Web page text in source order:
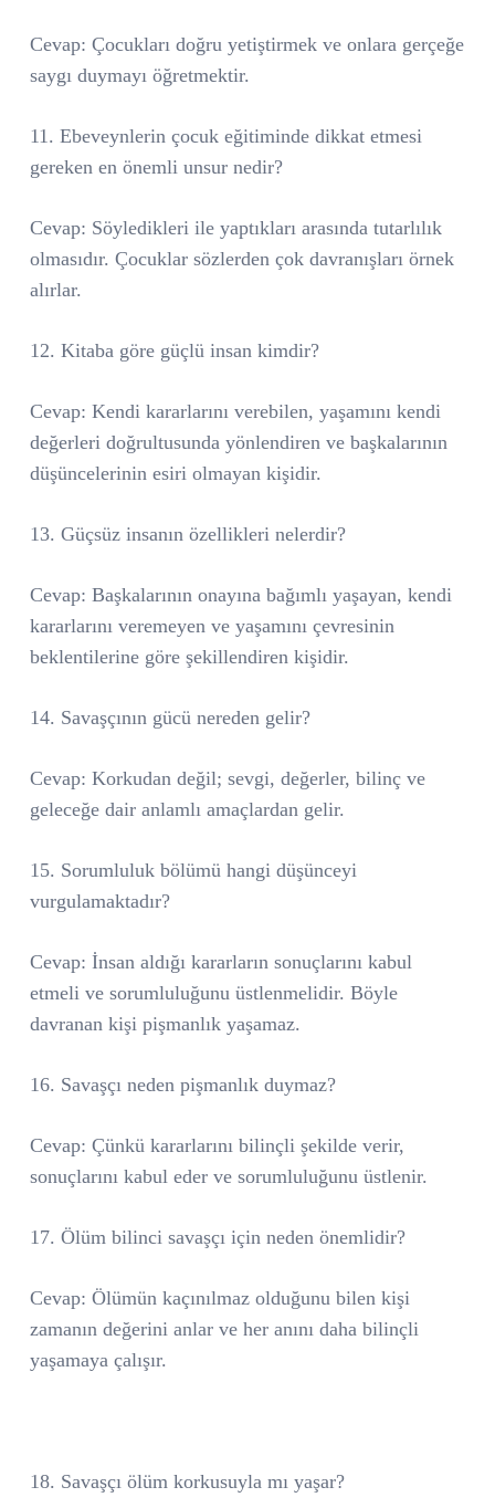
Cevap: Çocukları doğru yetiştirmek ve onlara gerçeğe
saygı duymayı öğretmektir.
11. Ebeveynlerin çocuk eğitiminde dikkat etmesi
gereken en önemli unsur nedir?
Cevap: Söyledikleri ile yaptıkları arasında tutarlılık
olmasıdır. Çocuklar sözlerden çok davranışları örnek
alırlar.
12. Kitaba göre güçlü insan kimdir?
Cevap: Kendi kararlarını verebilen, yaşamını kendi
değerleri doğrultusunda yönlendiren ve başkalarının
düşüncelerinin esiri olmayan kişidir.
13. Güçsüz insanın özellikleri nelerdir?
Cevap: Başkalarının onayına bağımlı yaşayan, kendi
kararlarını veremeyen ve yaşamını çevresinin
beklentilerine göre şekillendiren kişidir.
14. Savaşçının gücü nereden gelir?
Cevap: Korkudan değil; sevgi, değerler, bilinç ve
geleceğe dair anlamlı amaçlardan gelir.
15. Sorumluluk bölümü hangi düşünceyi
vurgulamaktadır?
Cevap: İnsan aldığı kararların sonuçlarını kabul
etmeli ve sorumluluğunu üstlenmelidir. Böyle
davranan kişi pişmanlık yaşamaz.
16. Savaşçı neden pişmanlık duymaz?
Cevap: Çünkü kararlarını bilinçli şekilde verir,
sonuçlarını kabul eder ve sorumluluğunu üstlenir.
17. Ölüm bilinci savaşçı için neden önemlidir?
Cevap: Ölümün kaçınılmaz olduğunu bilen kişi
zamanın değerini anlar ve her anını daha bilinçli
yaşamaya çalışır.
18. Savaşçı ölüm korkusuyla mı yaşar?